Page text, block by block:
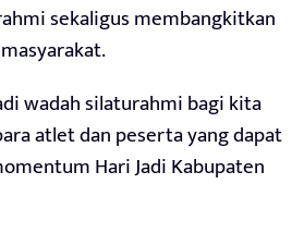
sekaligus membangkitkan
wadah silaturahmi bagi kita
atlet dan peserta yang dapat
Hari Jadi Kabupaten